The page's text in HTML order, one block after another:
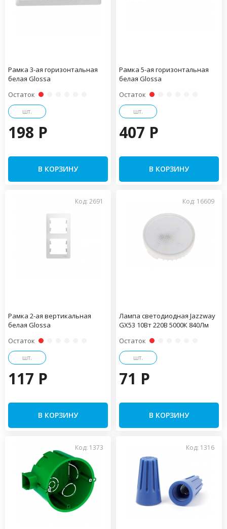
Рамка 3-ая горизонтальная
белая Glossa
Остаток
шт.
198 P
В КОРЗИНУ
Рамка 5-ая горизонтальная
белая Glossa
Остаток
шт.
407 P
В КОРЗИНУ
Код: 2691
Рамка 2-ая вертикальная
белая Glossa
Остаток
шт.
117 P
В КОРЗИНУ
Код: 16609
Лампа светодиодная Jazzway
GX53 10Вт 220В 5000К 840Лм
Остаток
шт.
71 P
В КОРЗИНУ
Код: 1373 Код: 1316